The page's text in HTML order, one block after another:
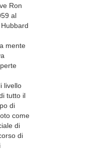
Ron
al
mente
livello
tutto il
di
come
di
di